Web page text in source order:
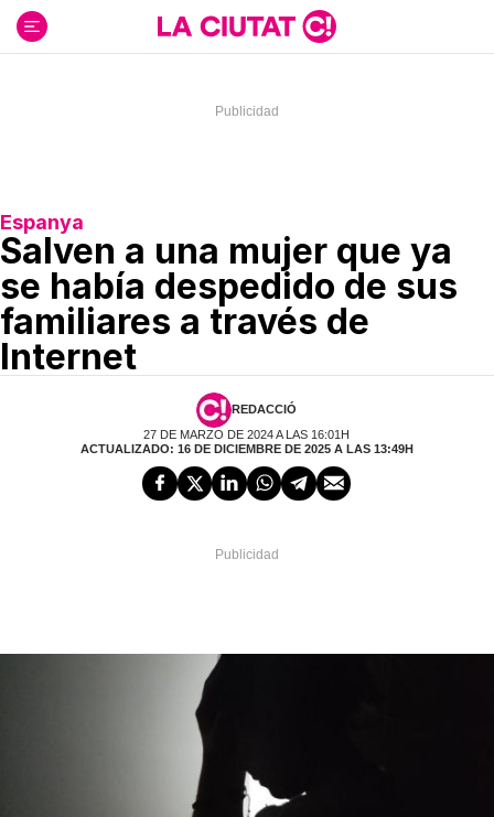
contenido
Espanya
Salven a una mujer que ya
se había despedido de sus
familiares a través de
Internet
REDACCIÓ
27 DE MARZO DE 2024 A LAS 16:01H
ACTUALIZADO: 16 DE DICIEMBRE DE 2025 A LAS 13:49H